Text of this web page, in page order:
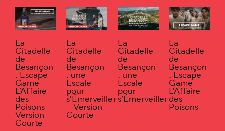
La
Citadelle
de
Besançon
: Escape
Game –
L’Affaire
des
Poisons –
Version
Courte
La
Citadelle
de
Besançon
: une
Escale
pour
s’Émerveiller
– Version
Courte
La
Citadelle
de
Besançon
: une
Escale
pour
s’Émerveiller
La
Citadelle
de
Besançon
: Escape
Game –
L’Affaire
des
Poisons